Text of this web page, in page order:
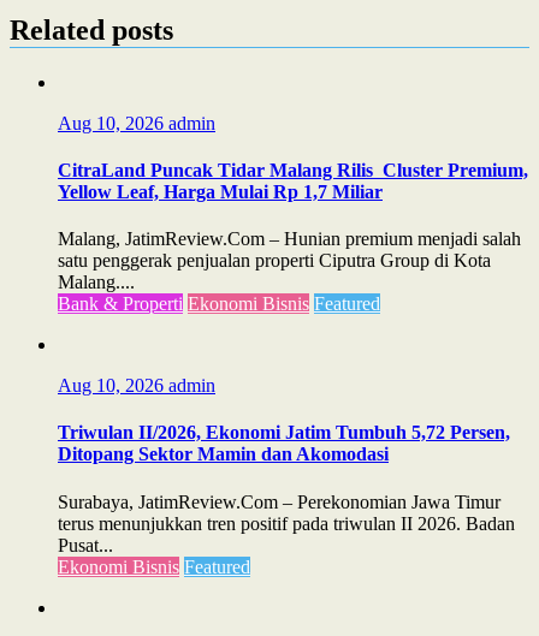
Related posts
Aug 10, 2026 admin
CitraLand Puncak Tidar Malang Rilis Cluster Premium,
Yellow Leaf, Harga Mulai Rp 1,7 Miliar
Malang, JatimReview.Com – Hunian premium menjadi salah
satu penggerak penjualan properti Ciputra Group di Kota
Malang....
Bank & Properti Ekonomi Bisnis Featured
Aug 10, 2026 admin
Triwulan II/2026, Ekonomi Jatim Tumbuh 5,72 Persen,
Ditopang Sektor Mamin dan Akomodasi
Surabaya, JatimReview.Com – Perekonomian Jawa Timur
terus menunjukkan tren positif pada triwulan II 2026. Badan
Pusat...
Ekonomi Bisnis Featured